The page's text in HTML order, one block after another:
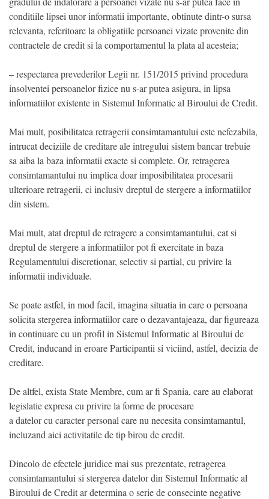
conditiile lipsei unor informatii importante, obtinute dintr-o sursa
relevanta, referitoare la obligatiile persoanei vizate provenite din
contractele de credit si la comportamentul la plata al acesteia;
– respectarea prevederilor Legii nr. 151/2015 privind procedura
insolventei persoanelor fizice nu s-ar putea asigura, in lipsa
informatiilor existente in Sistemul Informatic al Biroului de Credit.
Mai mult, posibilitatea retragerii consimtamantului este nefezabila,
intrucat deciziile de creditare ale intregului sistem bancar trebuie
sa aiba la baza informatii exacte si complete. Or, retragerea
consimtamantului nu implica doar imposibilitatea procesarii
ulterioare retragerii, ci inclusiv dreptul de stergere a informatiilor
din sistem.
Mai mult, atat dreptul de retragere a consimtamantului, cat si
dreptul de stergere a informatiilor pot fi exercitate in baza
Regulamentului discretionar, selectiv si partial, cu privire la
informatii individuale.
Se poate astfel, in mod facil, imagina situatia in care o persoana
solicita stergerea informatiilor care o dezavantajeaza, dar figureaza
in continuare cu un profil in Sistemul Informatic al Biroului de
Credit, inducand in eroare Participantii si viciind, astfel, decizia de
creditare.
De altfel, exista State Membre, cum ar fi Spania, care au elaborat
legislatie expresa cu privire la forme de procesare
a datelor cu caracter personal care nu necesita consimtamantul,
incluzand aici activitatile de tip birou de credit.
Dincolo de efectele juridice mai sus prezentate, retragerea
consimtamantului si stergerea datelor din Sistemul Informatic al
Biroului de Credit ar determina o serie de consecinte negative